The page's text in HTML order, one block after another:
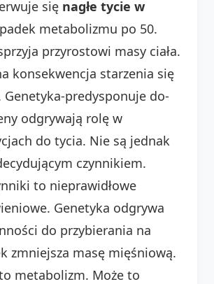
się nagłe tycie w
metabolizmu po 50.
przyrostowi masy ciała.
konsekwencja starzenia się
Genetyka-predysponuje do-
odgrywają rolę w
do tycia. Nie są jednak
czynnikiem.
to nieprawidłowe
Genetyka odgrywa
do przybierania na
zmniejsza masę mięśniową.
metabolizm. Może to